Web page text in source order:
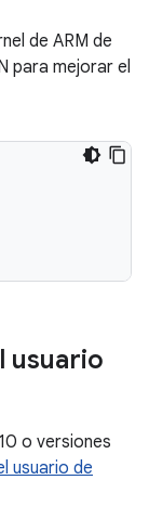
de ARM de
para mejorar el
usuario
o versiones
usuario de